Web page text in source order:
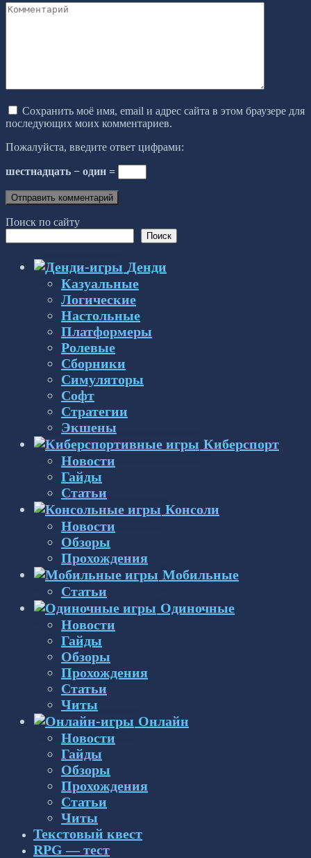
Комментарий
Сохранить моё имя, email и адрес сайта в этом браузере для
последующих моих комментариев.
Пожалуйста, введите ответ цифрами:
шестнадцать − один =
Поиск по сайту
Поиск
Денди
Казуальные
Логические
Настольные
Платформеры
Ролевые
Сборники
Симуляторы
Софт
Стратегии
Экшены
Киберспорт
Новости
Гайды
Статьи
Консоли
Новости
Обзоры
Прохождения
Мобильные
Статьи
Одиночные
Новости
Гайды
Обзоры
Прохождения
Статьи
Читы
Онлайн
Новости
Гайды
Обзоры
Прохождения
Статьи
Читы
Текстовый квест
RPG — тест